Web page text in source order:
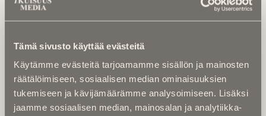
Tämä sivusto käyttää evästeitä
Käytämme evästeitä tarjoamamme sisällön ja mainosten
räätälöimiseen, sosiaalisen median ominaisuuksien
tukemiseen ja kävijämäärämme analysoimiseen. Lisäksi
jaamme sosiaalisen median, mainosalan ja analytiikka-